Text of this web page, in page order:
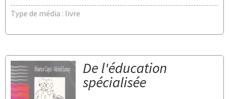
Type de média : livre
De l'éducation
spécialisée